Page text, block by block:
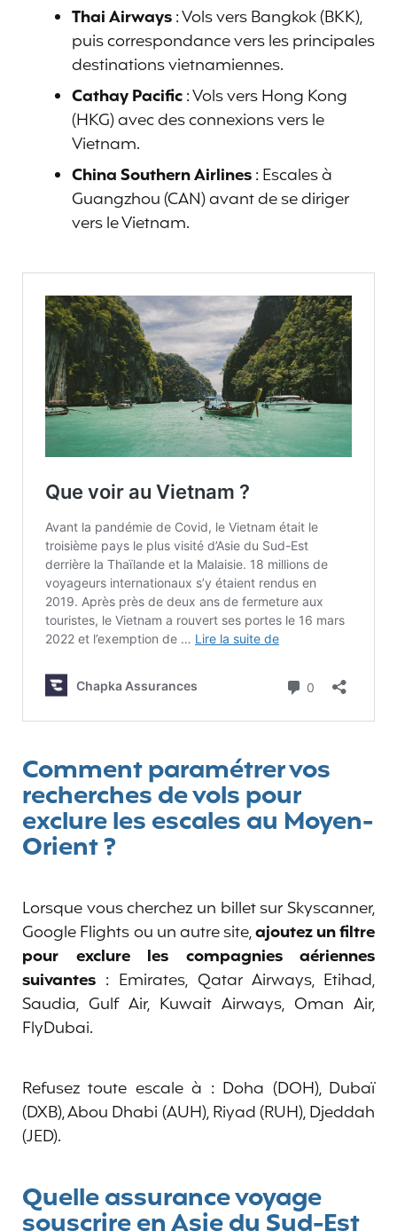
Thai Airways: Vols vers Bangkok (BKK),
puis correspondance vers les principales
destinations vietnamiennes.
Cathay Pacific: Vols vers Hong Kong
(HKG) avec des connexions vers le
Vietnam.
China Southern Airlines: Escales à
Guangzhou (CAN) avant de se diriger
vers le Vietnam.
Comment paramétrer vos
recherches de vols pour
exclure les escales au Moyen-
Orient ?
Lorsque vous cherchez un billet sur Skyscanner,
Google Flights ou un autre site,ajoutez un filtre
pour exclure les compagnies aériennes
suivantes : Emirates, Qatar Airways, Etihad,
Saudia, Gulf Air, Kuwait Airways, Oman Air,
FlyDubai.
Refusez toute escale à : Doha (DOH), Dubaï
(DXB), Abou Dhabi (AUH), Riyad (RUH), Djeddah
(JED).
Quelle assurance voyage